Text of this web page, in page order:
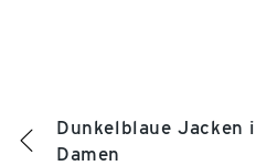
Dunkelblaue Jacken
Damen